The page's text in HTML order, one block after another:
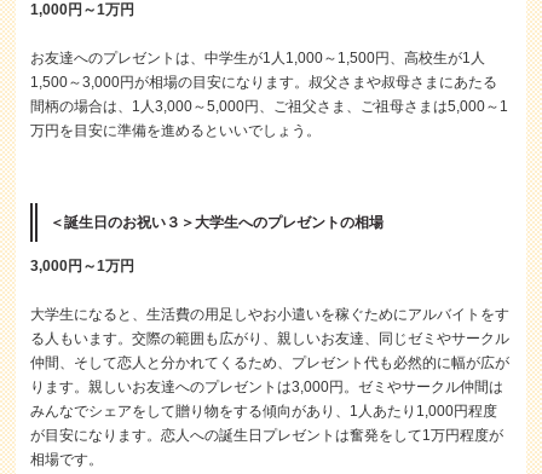
1,000円～1万円
お友達へのプレゼントは、中学生が1人1,000～1,500円、高校生が1人
1,500～3,000円が相場の目安になります。叔父さまや叔母さまにあたる
間柄の場合は、1人3,000～5,000円、ご祖父さま、ご祖母さまは5,000～1
万円を目安に準備を進めるといいでしょう。
＜誕生日のお祝い３＞大学生へのプレゼントの相場
3,000円～1万円
大学生になると、生活費の用足しやお小遣いを稼ぐためにアルバイトをす
る人もいます。交際の範囲も広がり、親しいお友達、同じゼミやサークル
仲間、そして恋人と分かれてくるため、プレゼント代も必然的に幅が広が
ります。親しいお友達へのプレゼントは3,000円。ゼミやサークル仲間は
みんなでシェアをして贈り物をする傾向があり、1人あたり1,000円程度
が目安になります。恋人への誕生日プレゼントは奮発をして1万円程度が
相場です。